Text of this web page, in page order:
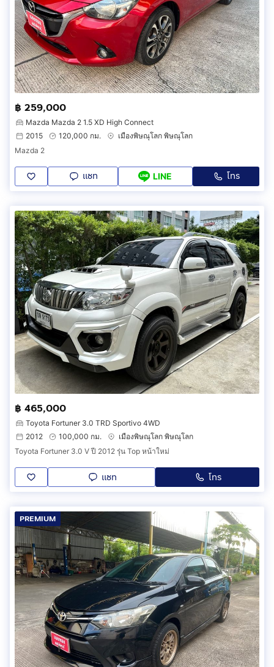
฿ 259,000
Mazda Mazda 2 1.5 XD High Connect
2015
120,000 กม.
เมืองพิษณุโลก พิษณุโลก
Mazda 2
แชท LINE โทร
฿ 465,000
Toyota Fortuner 3.0 TRD Sportivo 4WD
2012
100,000 กม.
เมืองพิษณุโลก พิษณุโลก
Toyota Fortuner 3.0 V ปี 2012 รุ่น Top หน้าใหม่
แชท โทร
PREMIUM